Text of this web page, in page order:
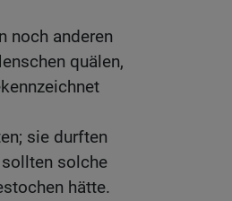
noch anderen
quälen,
sie durften
solche
hätte.